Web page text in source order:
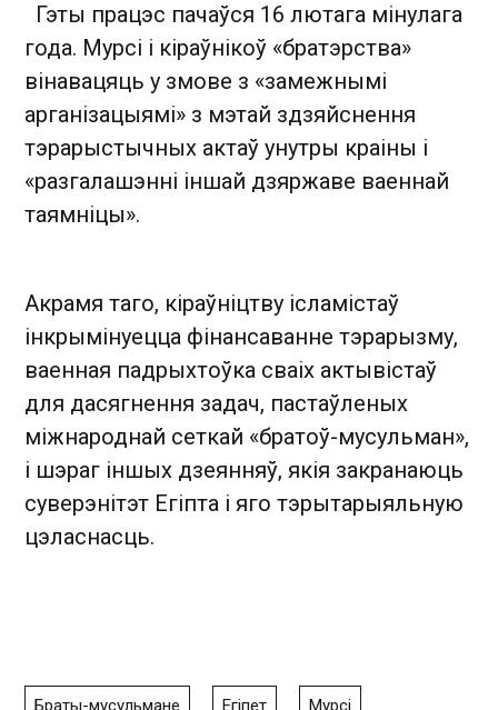
Гэты працэс пачаўся 16 лютага мінулага
года. Мурсі і кіраўнікоў «братэрства»
вінавацяць у змове з «замежнымі
арганізацыямі» з мэтай здзяйснення
тэрарыстычных актаў унутры краіны і
«разгалашэнні іншай дзяржаве ваеннай
таямніцы».
Акрамя таго, кіраўніцтву ісламістаў
інкрымінуецца фінансаванне тэрарызму,
ваенная падрыхтоўка сваіх актывістаў
для дасягнення задач, пастаўленых
міжнароднай сеткай «братоў-мусульман»,
і шэраг іншых дзеянняў, якія закранаюць
суверэнітэт Егіпта і яго тэрытарыяльную
цэласнасць.
Браты-мусульмане Егіпет Мурсі